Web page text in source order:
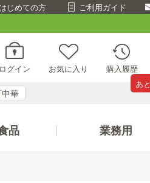
はじめての方 ご利用ガイド
ログイン お気に入り 購入履歴
あと
中華
品 業務用